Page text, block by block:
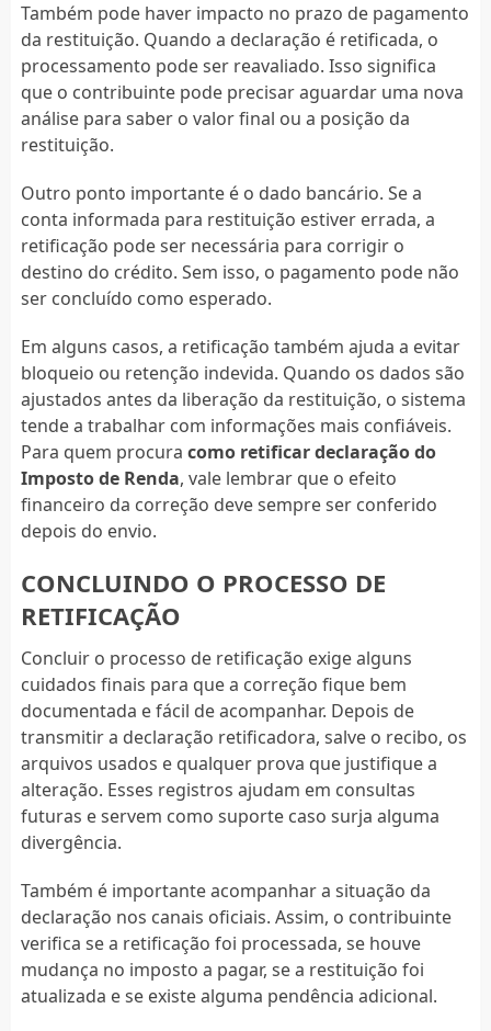
Também pode haver impacto no prazo de pagamento
da restituição. Quando a declaração é retificada, o
processamento pode ser reavaliado. Isso significa
que o contribuinte pode precisar aguardar uma nova
análise para saber o valor final ou a posição da
restituição.
Outro ponto importante é o dado bancário. Se a
conta informada para restituição estiver errada, a
retificação pode ser necessária para corrigir o
destino do crédito. Sem isso, o pagamento pode não
ser concluído como esperado.
Em alguns casos, a retificação também ajuda a evitar
bloqueio ou retenção indevida. Quando os dados são
ajustados antes da liberação da restituição, o sistema
tende a trabalhar com informações mais confiáveis.
Para quem procura como retificar declaração do
Imposto de Renda, vale lembrar que o efeito
financeiro da correção deve sempre ser conferido
depois do envio.
CONCLUINDO O PROCESSO DE
RETIFICAÇÃO
Concluir o processo de retificação exige alguns
cuidados finais para que a correção fique bem
documentada e fácil de acompanhar. Depois de
transmitir a declaração retificadora, salve o recibo, os
arquivos usados e qualquer prova que justifique a
alteração. Esses registros ajudam em consultas
futuras e servem como suporte caso surja alguma
divergência.
Também é importante acompanhar a situação da
declaração nos canais oficiais. Assim, o contribuinte
verifica se a retificação foi processada, se houve
mudança no imposto a pagar, se a restituição foi
atualizada e se existe alguma pendência adicional.